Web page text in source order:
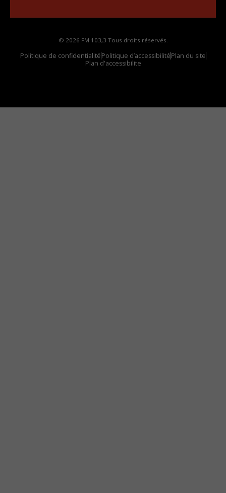
© 2026 FM 103,3 Tous droits réservés.
Politique de confidentialitéPolitique d’accessibilitéPlan du site
Plan d'accessibilite